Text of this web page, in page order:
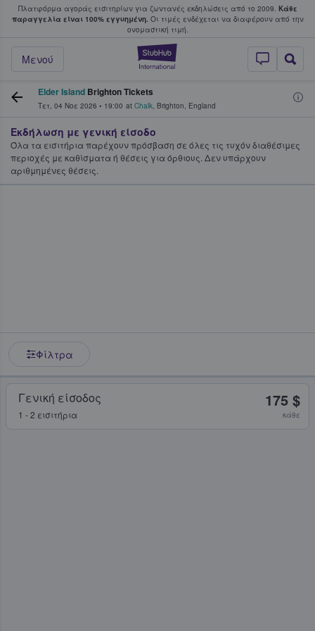
Πλατφόρμα αγοράς εισιτηρίων για ζωντανές εκδηλώσεις από το 2009. Κάθε
παραγγελία είναι 100% εγγυημένη. Οι τιμές ενδέχεται να διαφέρουν από την
oνομαστική τιμή.
StubHub - Όπου
Μενού
φαν αγοράζουν και πουλούν
Elder Island Brighton Tickets
Τετ, 04 Νοε 2026 • 19:00 at Chalk, Brighton, England
Εκδήλωση με γενική είσοδο
Όλα τα εισιτήρια παρέχουν πρόσβαση σε όλες τις τυχόν διαθέσιμες
περιοχές με καθίσματα ή θέσεις για όρθιους. Δεν υπάρχουν
αριθμημένες θέσεις.
Φίλτρα
Γενική είσοδος
1 - 2 εισιτήρια
175 $
κάθε